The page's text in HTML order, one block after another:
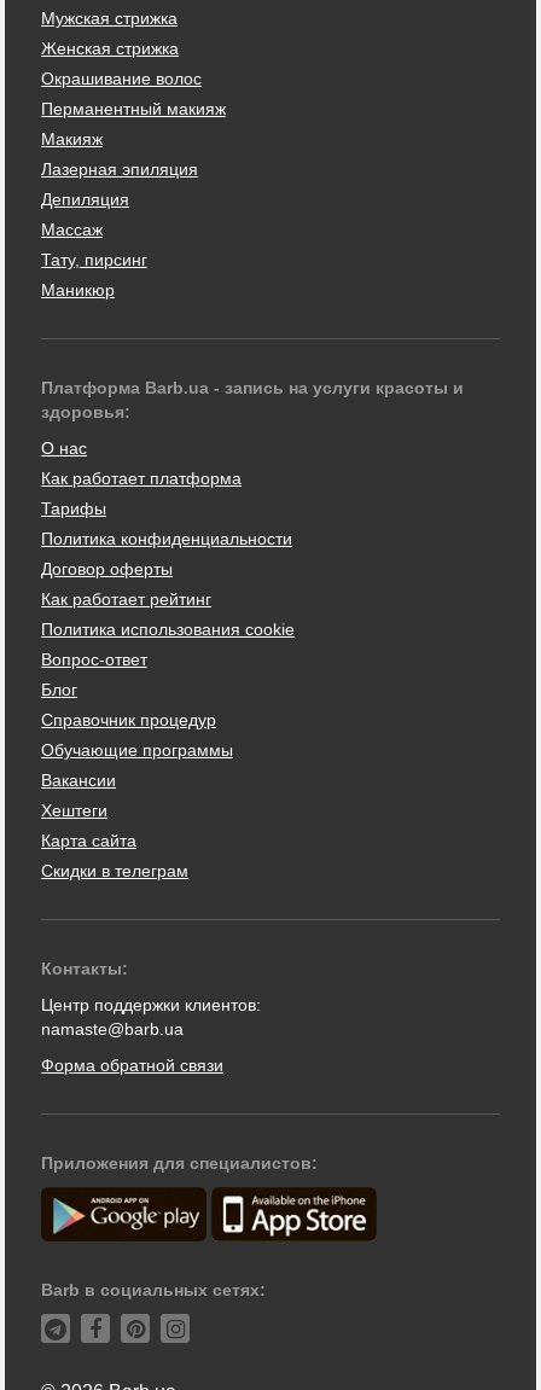
Мужская стрижка
Женская стрижка
Окрашивание волос
Перманентный макияж
Макияж
Лазерная эпиляция
Депиляция
Массаж
Тату, пирсинг
Маникюр
Платформа Barb.ua - запись на услуги красоты и
здоровья:
О нас
Как работает платформа
Тарифы
Политика конфиденциальности
Договор оферты
Как работает рейтинг
Политика использования cookie
Вопрос-ответ
Блог
Справочник процедур
Обучающие программы
Вакансии
Хештеги
Карта сайта
Скидки в телеграм
Контакты:
Центр поддержки клиентов:
namaste@barb.ua
Форма обратной связи
Приложения для специалистов:
Barb в социальных сетях: